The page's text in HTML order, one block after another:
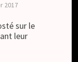
2017
sur le
leur